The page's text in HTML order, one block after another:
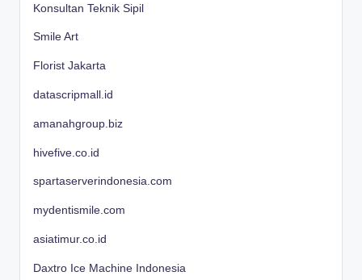
Konsultan Teknik Sipil
Smile Art
Florist Jakarta
datascripmall.id
amanahgroup.biz
hivefive.co.id
spartaserverindonesia.com
mydentismile.com
asiatimur.co.id
Daxtro Ice Machine Indonesia